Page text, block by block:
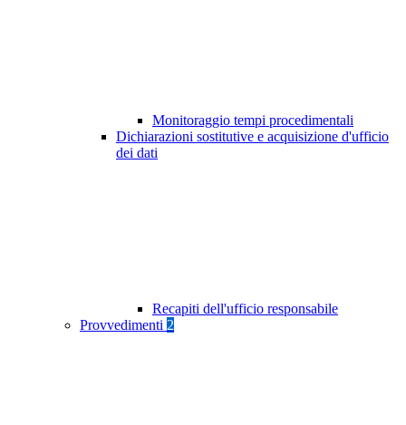
Monitoraggio tempi procedimentali
Dichiarazioni sostitutive e acquisizione d'ufficio
dei dati
Recapiti dell'ufficio responsabile
Provvedimenti 2